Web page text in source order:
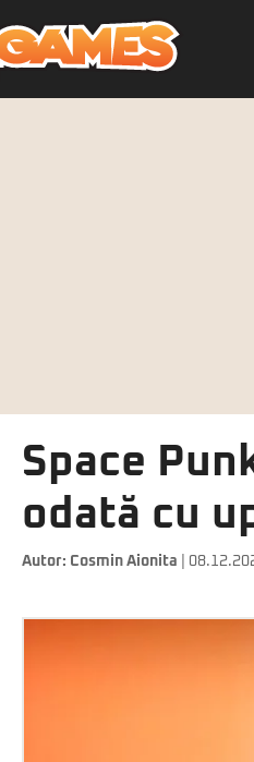
Space
odată cu
Autor: Cosmin Aionita |